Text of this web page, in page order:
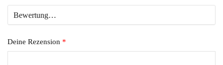
Deine Rezension *